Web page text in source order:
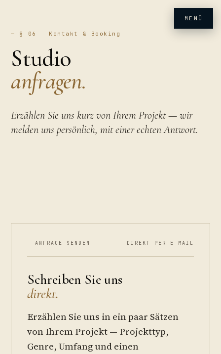
MENÜ
— § 06 Kontakt & Booking
Studio
anfragen.
Erzählen Sie uns kurz von Ihrem Projekt — wir
melden uns persönlich, mit einer echten Antwort.
— ANFRAGE SENDEN DIREKT PER E-MAIL
Schreiben Sie uns
direkt.
Erzählen Sie uns in ein paar Sätzen
von Ihrem Projekt — Projekttyp,
Genre, Umfang und einen